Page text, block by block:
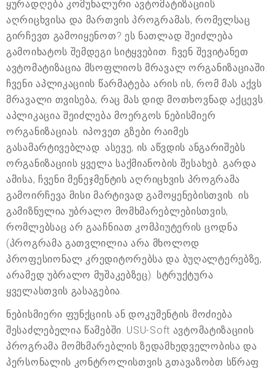
ყურადღება კომუნალური ავტომატიზაციის
აღრიცხვისა და მართვის პროგრამას, რომელსაც
გირჩევთ გამოიყენოთ? ეს ნათლად შეიძლება
გამოიხატოს შემდეგი სიტყვებით. ჩვენ შევიტანეთ
ავტომატიზაცია მსოფლიოს მრავალ ორგანიზაციაში.
ჩვენი აპლიკაციის წარმატება არის ის, რომ მას აქვს
მრავალი თვისება, რაც მას დიდ მოთხოვნად აქცევს.
აპლიკაცია შეიძლება მოერგოს ნებისმიერ
ორგანიზაციას. იპოვეთ გზები რაიმეს
გასამარტივებლად. ასევე, ის აწვდის ანგარიშებს
ორგანიზაციის ყველა საქმიანობის შესახებ. გარდა
ამისა, ჩვენი მენეჯმენტის აღრიცხვის პროგრამა
გამოირჩევა მისი მარტივად გამოყენებისთვის. ის
გამიზნულია უბრალო მომხმარებლებისთვის,
რომლებსაც არ გააჩნიათ კომპიუტერის ცოდნა
(პროგრამა გათვლილია არა მხოლოდ
პროფესიონალ კრედიტორებსა და ბუღალტერებზე,
არამედ უბრალო მუშაკებზეც). სტრუქტურა
ყველასთვის გასაგებია.
ნებისმიერი ფუნქციის ან დოკუმენტის მოძიება
შესაძლებელია წამებში. USU-Soft ავტომატიზაციის
პროგრამა მომხმარებლის ზედამხედველობისა და
პერსონალის კონტროლისთვის გთავაზობთ სწრაფ